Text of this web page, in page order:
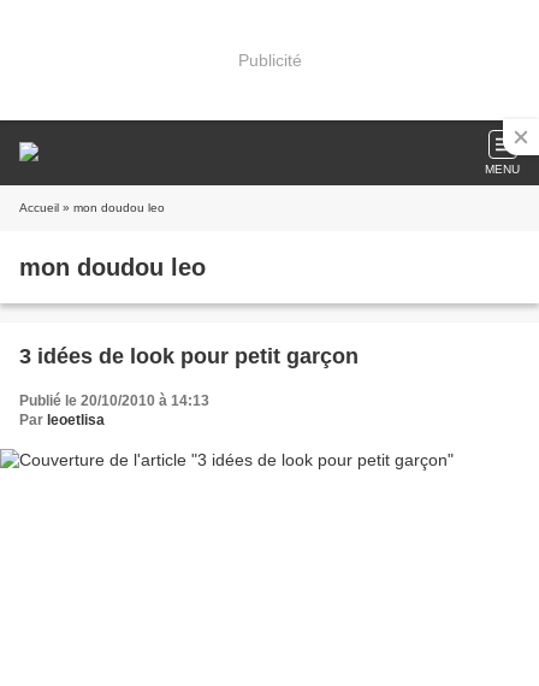
Publicité
MENU
Accueil » mon doudou leo
mon doudou leo
3 idées de look pour petit garçon
Publié le 20/10/2010 à 14:13
Par leoetlisa